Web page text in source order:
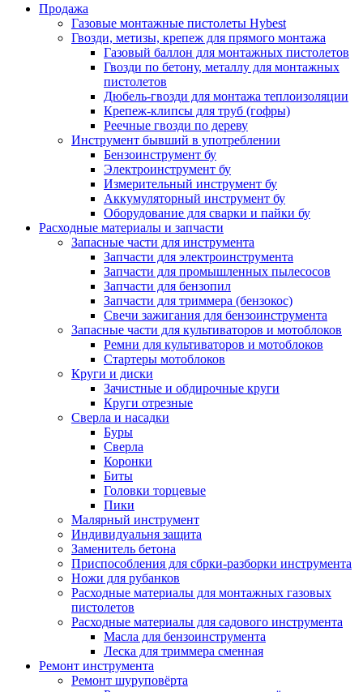
Продажа
Газовые монтажные пистолеты Hybest
Гвозди, метизы, крепеж для прямого монтажа
Газовый баллон для монтажных пистолетов
Гвозди по бетону, металлу для монтажных
пистолетов
Дюбель-гвозди для монтажа теплоизоляции
Крепеж-клипсы для труб (гофры)
Реечные гвозди по дереву
Инструмент бывший в употреблении
Бензоинструмент бу
Электроинструмент бу
Измерительный инструмент бу
Аккумуляторный инструмент бу
Оборудование для сварки и пайки бу
Расходные материалы и запчасти
Запасные части для инструмента
Запчасти для электроинструмента
Запчасти для промышленных пылесосов
Запчасти для бензопил
Запчасти для триммера (бензокос)
Свечи зажигания для бензоинструмента
Запасные части для культиваторов и мотоблоков
Ремни для культиваторов и мотоблоков
Стартеры мотоблоков
Круги и диски
Зачистные и обдирочные круги
Круги отрезные
Сверла и насадки
Буры
Сверла
Коронки
Биты
Головки торцевые
Пики
Малярный инструмент
Индивидуальня защита
Заменитель бетона
Приспособления для сбрки-разборки инструмента
Ножи для рубанков
Расходные материалы для монтажных газовых
пистолетов
Расходные материалы для садового инструмента
Масла для бензоинструмента
Леска для триммера сменная
Ремонт инструмента
Ремонт шуруповёрта